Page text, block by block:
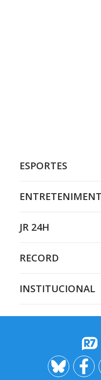
ESPORTES
JR 24H
RECORD
INSTITUCIONAL